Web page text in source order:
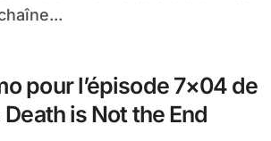
pour l’épisode 7×04 de
is Not the End